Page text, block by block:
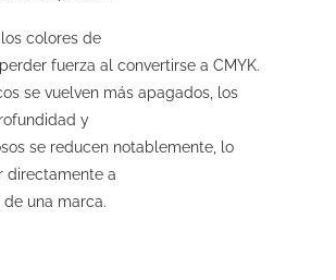
colores de
fuerza al convertirse a CMYK.
se vuelven más apagados, los
y
se reducen notablemente, lo
directamente a
una marca.